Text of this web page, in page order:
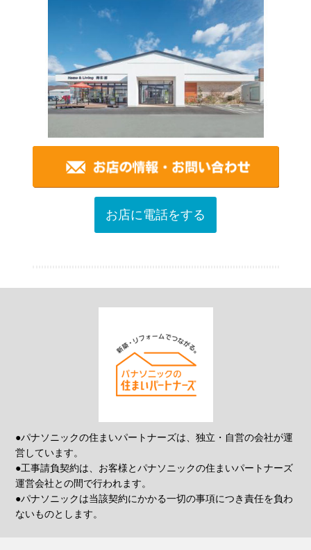
お店に電話をする
●パナソニックの住まいパートナーズは、独立・自営の会社が運
営しています。
●工事請負契約は、お客様とパナソニックの住まいパートナーズ
運営会社との間で行われます。
●パナソニックは当該契約にかかる一切の事項につき責任を負わ
ないものとします。